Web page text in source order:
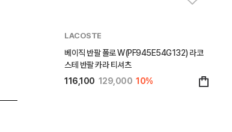
LACOSTE
베이직 반팔 폴로 W(PF945E54G132) 라코
스테 반팔 카라 티셔츠
116,100 129,000 10%